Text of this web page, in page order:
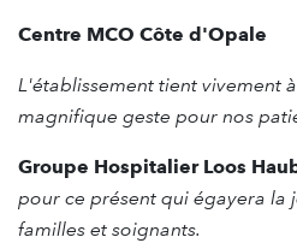
Centre MCO Côte d'Opale
L'établissement tient vivement
magnifique geste pour nos
Groupe Hospitalier Loos
pour ce présent qui égayera la
familles et soignants.